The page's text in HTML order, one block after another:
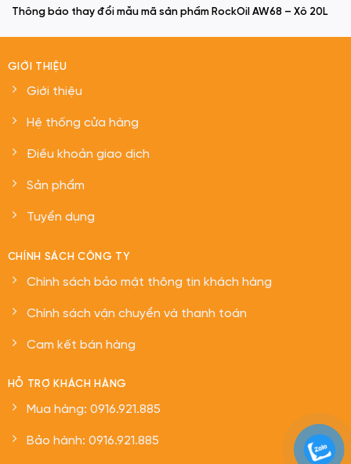
Thông báo thay đổi mẫu mã sản phẩm RockOil AW68 – Xô 20L
GIỚI THIỆU
Giới thiệu
Hệ thống cửa hàng
Điều khoản giao dịch
Sản phẩm
Tuyển dụng
CHÍNH SÁCH CÔNG TY
Chính sách bảo mật thông tin khách hàng
Chính sách vận chuyển và thanh toán
Cam kết bán hàng
HỖ TRỢ KHÁCH HÀNG
Mua hàng: 0916.921.885
Bảo hành: 0916.921.885